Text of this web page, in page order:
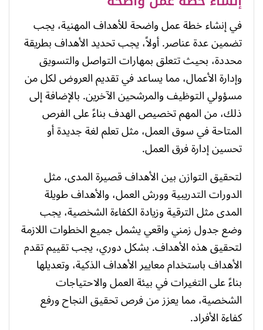
في إنشاء خطة عمل واضحة للأهداف المهنية، يجب
تضمين عدة عناصر. أولاً، يجب تحديد الأهداف بطريقة
محددة، بحيث تتعلق بمهارات التواصل والتسويق
وإدارة الأعمال، مما يساعد في تقديم العروض لكل من
مسؤولي التوظيف والمرشحين الآخرين. بالإضافة إلى
ذلك، من المهم تخصيص الهدف بناءً على الفرص
المتاحة في سوق العمل، مثل تعلم لغة جديدة أو
تحسين إدارة فرق العمل.
لتحقيق التوازن بين الأهداف قصيرة المدى، مثل
الدورات التدريبية وورش العمل، والأهداف طويلة
المدى مثل الترقية وزيادة الكفاءة الشخصية، يجب
وضع جدول زمني واقعي يشمل جميع الخطوات اللازمة
لتحقيق هذه الأهداف. بشكل دوري، يجب تقييم تقدم
الأهداف باستخدام معايير الأهداف الذكية، وتعديلها
بناءً على التغيرات في بيئة العمل والاحتياجات
الشخصية، مما يعزز من فرص تحقيق النجاح ورفع
كفاءة الأفراد.